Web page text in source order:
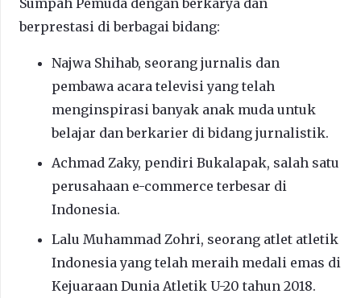
berprestasi di berbagai bidang:
Najwa Shihab, seorang jurnalis dan
pembawa acara televisi yang telah
menginspirasi banyak anak muda untuk
belajar dan berkarier di bidang jurnalistik.
Achmad Zaky, pendiri Bukalapak, salah satu
perusahaan e-commerce terbesar di
Indonesia.
Lalu Muhammad Zohri, seorang atlet atletik
Indonesia yang telah meraih medali emas di
Kejuaraan Dunia Atletik U-20 tahun 2018.